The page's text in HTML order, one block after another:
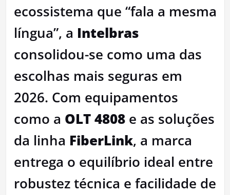
ecossistema que “fala a mesma
língua”, a Intelbras
consolidou-se como uma das
escolhas mais seguras em
2026. Com equipamentos
como a OLT 4808e as soluções
da linha FiberLink, a marca
entrega o equilíbrio ideal entre
robustez técnica e facilidade de